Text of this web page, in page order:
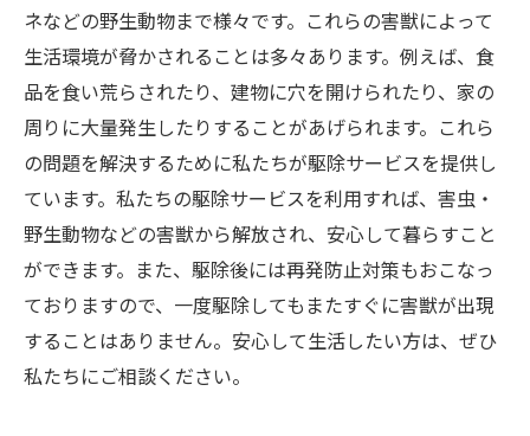
ネなどの野生動物まで様々です。これらの害獣によって
生活環境が脅かされることは多々あります。例えば、食
品を食い荒らされたり、建物に穴を開けられたり、家の
周りに大量発生したりすることがあげられます。これら
の問題を解決するために私たちが駆除サービスを提供し
ています。私たちの駆除サービスを利用すれば、害虫・
野生動物などの害獣から解放され、安心して暮らすこと
ができます。また、駆除後には再発防止対策もおこなっ
ておりますので、一度駆除してもまたすぐに害獣が出現
することはありません。安心して生活したい方は、ぜひ
私たちにご相談ください。